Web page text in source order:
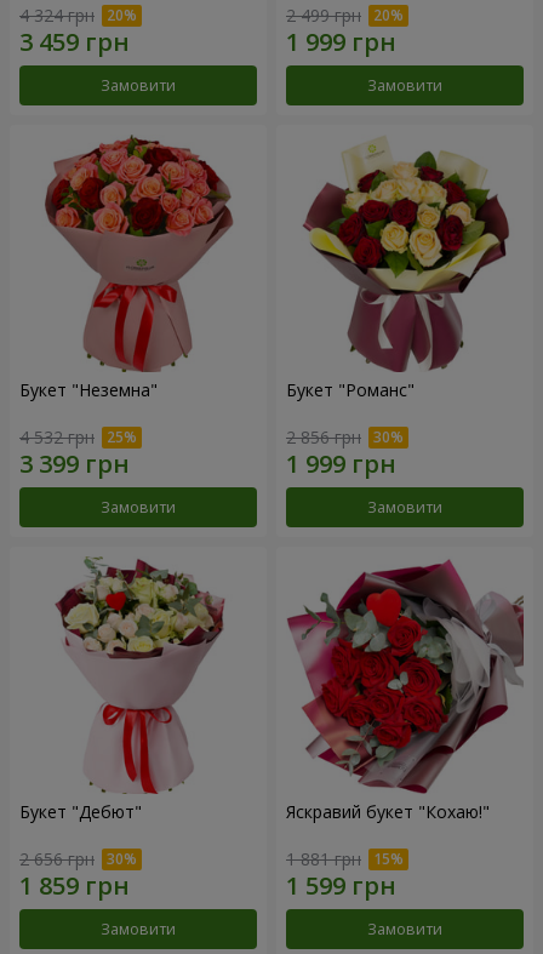
4 324 грн
Замовити
2 499 грн
Замовити
Букет "Неземна"
4 532 грн
Замовити
Букет "Романс"
2 856 грн
Замовити
Букет "Дебют"
2 656 грн
Замовити
Яскравий букет "Кохаю!"
1 881 грн
Замовити